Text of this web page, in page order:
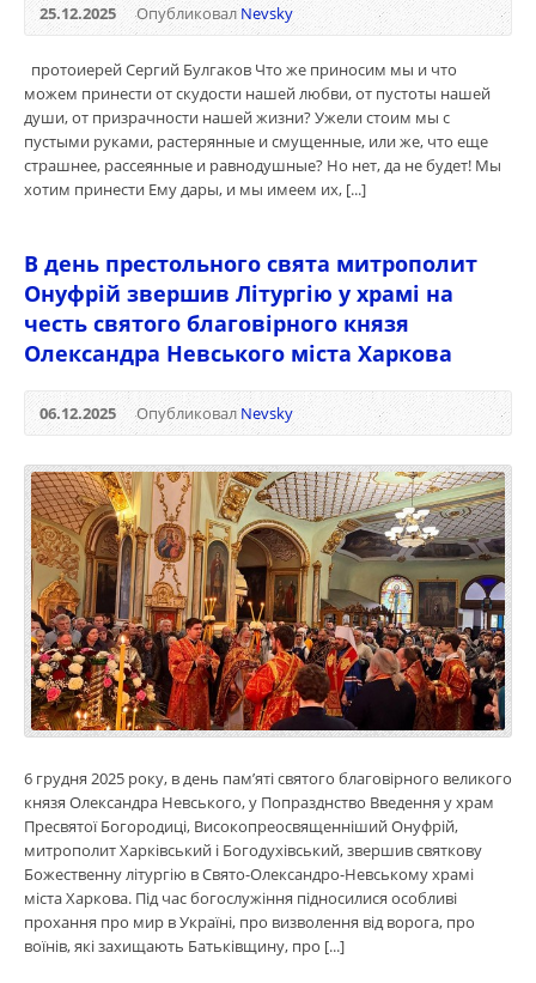
25.12.2025 ОпубликовалNevsky
протоиерей Сергий Булгаков Что же приносим мы и что
можем принести от скудости нашей любви, от пустоты нашей
души, от призрачности нашей жизни? Ужели стоим мы с
пустыми руками, растерянные и смущенные, или же, что еще
страшнее, рассеянные и равнодушные? Но нет, да не будет! Мы
хотим принести Ему дары, и мы имеем их, [...]
В день престольного свята митрополит
Онуфрій звершив Літургію у храмі на
честь святого благовірного князя
Олександра Невського міста Харкова
06.12.2025 ОпубликовалNevsky
6 грудня 2025 року, в день пам’яті святого благовірного великого
князя Олександра Невського, у Попразднство Введення у храм
Пресвятої Богородиці, Високопреосвященніший Онуфрій,
митрополит Харківський і Богодухівський, звершив святкову
Божественну літургію в Свято-Олександро-Невському храмі
міста Харкова. Під час богослужіння підносилися особливі
прохання про мир в Україні, про визволення від ворога, про
воїнів, які захищають Батьківщину, про [...]